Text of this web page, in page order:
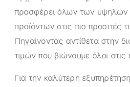
προσφέρει όλων των
προϊόντων στις πιο προσιτές
Πηγαίνοντας αντίθετα στην
τιμών που βιώνουμε όλοι
Για την καλύτερη